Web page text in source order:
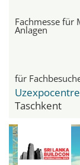
Fachmesse für
Anlagen
für
Uzexpocentre
Taschkent